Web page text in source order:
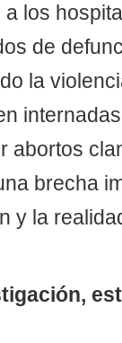
los
de
la
abortos
brecha
y la